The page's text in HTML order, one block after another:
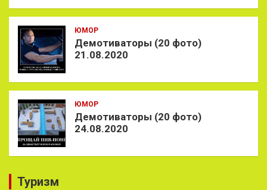
ЮМОР
Демотиваторы (20 фото)
21.08.2020
ЮМОР
Демотиваторы (20 фото)
24.08.2020
Туризм